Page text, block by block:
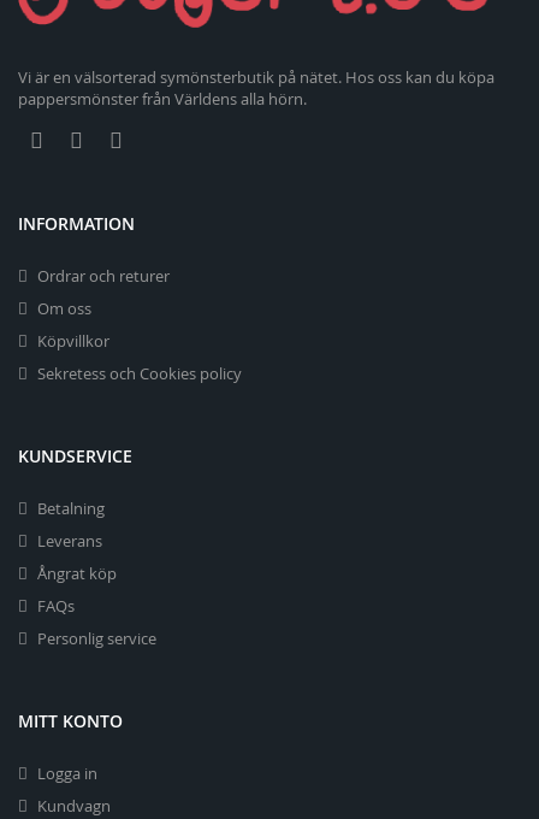
Vi är en välsorterad symönsterbutik på nätet. Hos oss kan du köpa
pappersmönster från Världens alla hörn.
INFORMATION
Ordrar och returer
Om oss
Köpvillkor
Sekretess och Cookies policy
KUNDSERVICE
Betalning
Leverans
Ångrat köp
FAQs
Personlig service
MITT KONTO
Logga in
Kundvagn